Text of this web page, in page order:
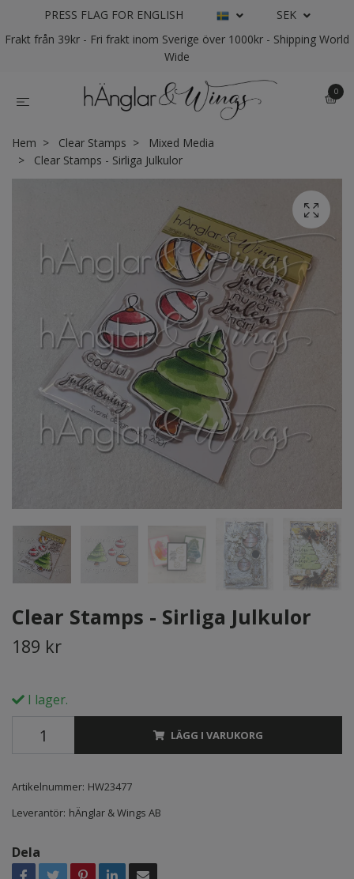
PRESS FLAG FOR ENGLISH
SEK
Frakt från 39kr - Fri frakt inom Sverige över 1000kr - Shipping World
Wide
0
Hem Clear Stamps
Mixed Media
Clear Stamps - Sirliga Julkulor
Clear Stamps - Sirliga Julkulor
189 kr
I lager.
LÄGG I VARUKORG
Artikelnummer: HW23477
Leverantör: hÄnglar & Wings AB
Dela